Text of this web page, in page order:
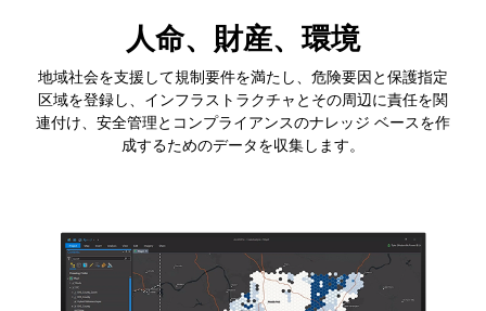
人命、財産、環境
地域社会を支援して規制要件を満たし、危険要因と保護指定
区域を登録し、インフラストラクチャとその周辺に責任を関
連付け、安全管理とコンプライアンスのナレッジ ベースを作
成するためのデータを収集します。